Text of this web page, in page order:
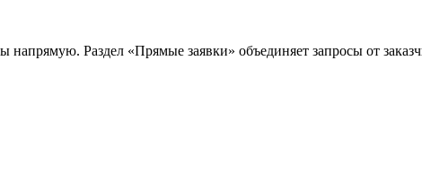
Раздел «Прямые заявки» объединяет запросы от